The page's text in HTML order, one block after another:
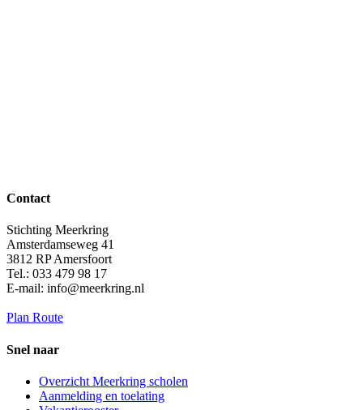
Contact
Stichting Meerkring
Amsterdamseweg 41
3812 RP Amersfoort
Tel.: 033 479 98 17
E-mail: info@meerkring.nl
Plan Route
Snel naar
Overzicht Meerkring scholen
Aanmelding en toelating